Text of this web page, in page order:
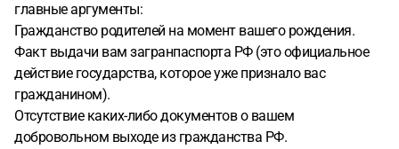
главные аргументы:
Гражданство родителей на момент вашего рождения.
Факт выдачи вам загранпаспорта РФ (это официальное
действие государства, которое уже признало вас
гражданином).
Отсутствие каких-либо документов о вашем
добровольном выходе из гражданства РФ.